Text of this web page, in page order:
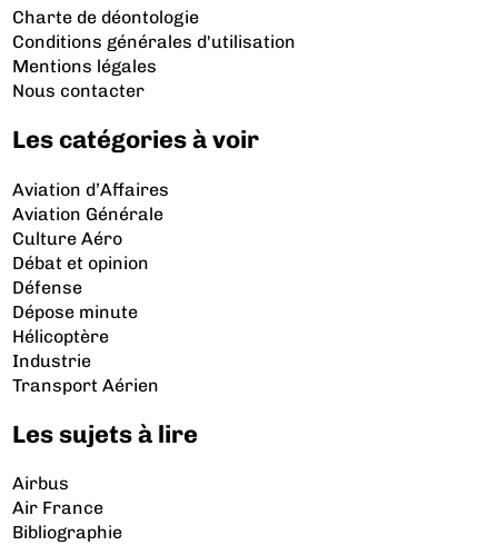
Charte de déontologie
Conditions générales d'utilisation
Mentions légales
Nous contacter
Les catégories à voir
Aviation d’Affaires
Aviation Générale
Culture Aéro
Débat et opinion
Défense
Dépose minute
Hélicoptère
Industrie
Transport Aérien
Les sujets à lire
Airbus
Air France
Bibliographie